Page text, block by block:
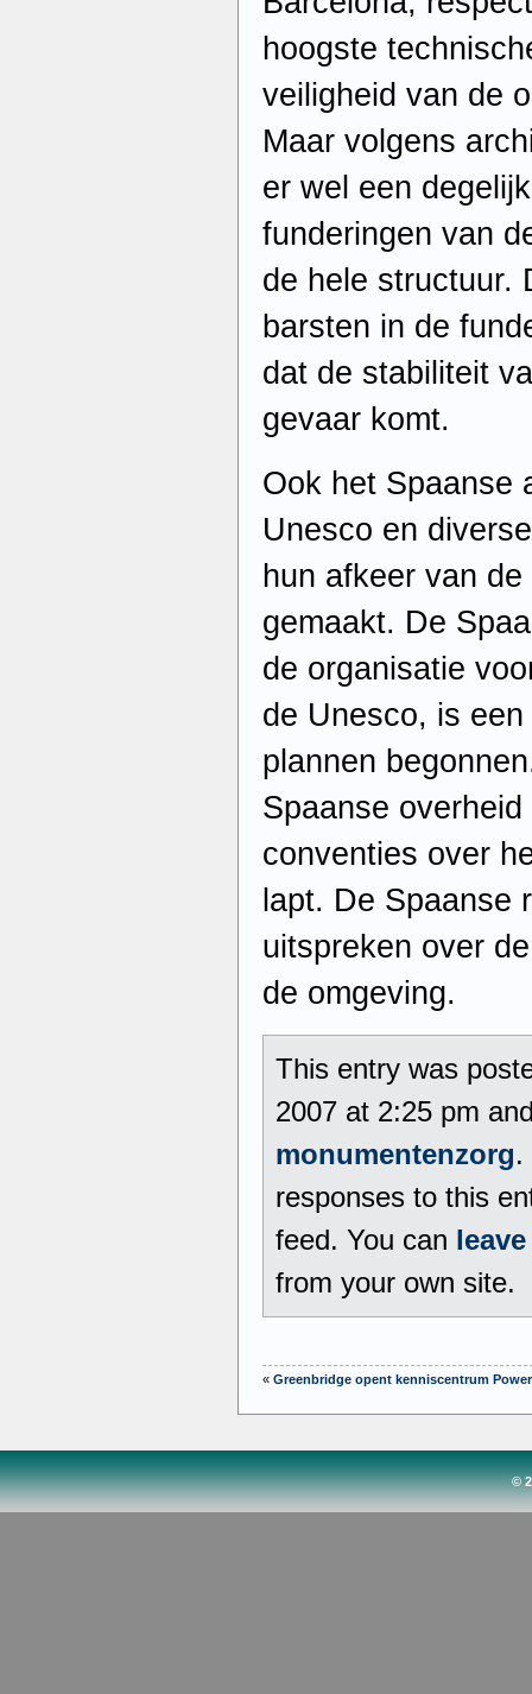
hoogste
veiligheid van de
Maar volgens
er wel een
funderingen van
de hele structuur.
barsten in de
dat de stabiliteit
gevaar komt.
Ook het Spaanse
Unesco en
hun afkeer van
gemaakt. De
de organisatie
de Unesco, is
plannen
Spaanse
conventies over
lapt. De Spaanse
uitspreken over
de omgeving.
This entry was
2007 at 2:25 pm
monumentenzorg.
responses to this
feed. You can
from your own site.
« Greenbridge opent kenniscentrum
©